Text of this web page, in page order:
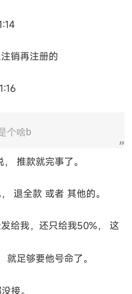
销再注册的
个啥b
推款就完事了。
退全款 或者 其他的。
给我，还只给我50%， 这
足够要他号命了。
接。